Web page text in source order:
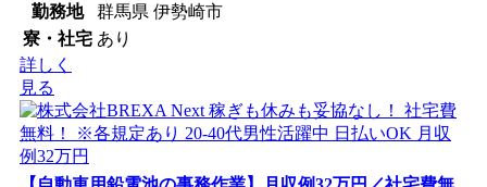
勤務地
群馬県 伊勢崎市
寮・社宅 あり
詳しく
見る